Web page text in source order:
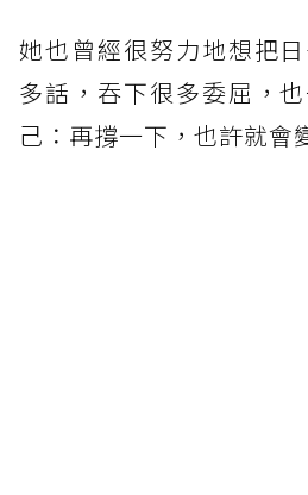
她也曾經很努力地想把
多話，吞下很多委屈，
己：再撐一下，也許就會